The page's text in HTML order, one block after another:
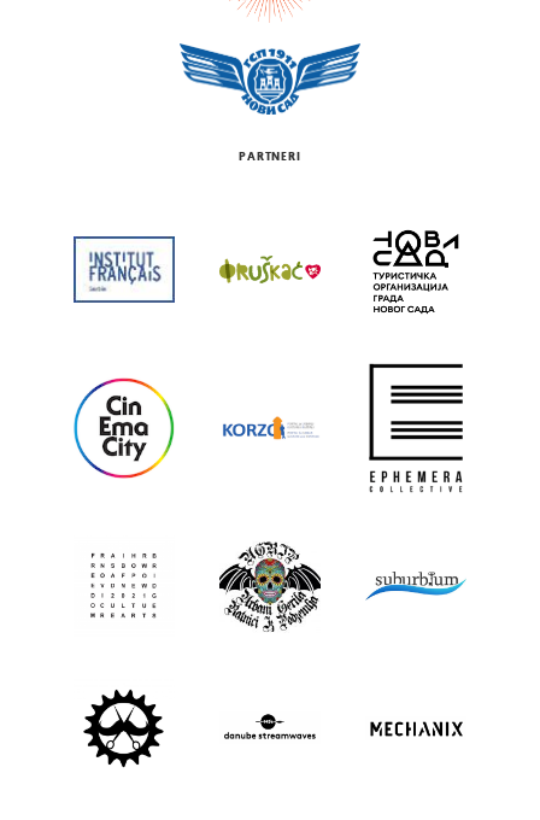
PARTNERI